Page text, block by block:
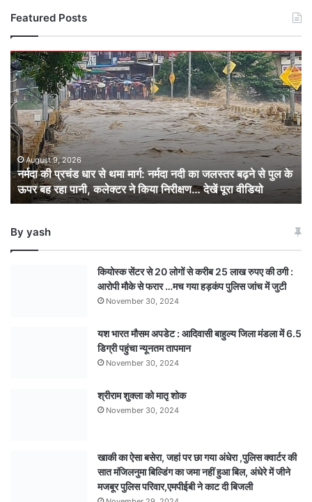
Featured Posts
नर्मदा
की
प्रचंड
धार
से
थमा
मार्ग:
नर्मदा
नदी
का
जलस्तर
से
पुल
August 9, 2026
नर्मदा की प्रचंड धार से थमा मार्ग: नर्मदा नदी का जलस्तर बढ़ने से पुल के
ऊपर बह रहा पानी, कलेक्टर ने किया निरीक्षण… देखें पूरा वीडियो
By yash
कियोस्क सेंटर से 20 लोगों से करीब 25 लाख रुपए की ठगी :
आरोपी मौके से फरार …मच गया हड़कंप पुलिस जांच में जुटी
November 30, 2024
यश भारत मौसम अपडेट : आदिवासी बाहुल्य जिला मंडला में 6.5
डिग्री पहुंचा न्यूनतम तापमान
November 30, 2024
श्रीराम शुक्ला को मातृ शोक
November 30, 2024
खाकी का ऐसा बसेरा, जहां पर छा गया अंधेरा ,पुलिस क्वार्टर की
सात मंजिलनुमा बिल्डिंग का जमा नहीं हुआ बिल, अंधेरे में जीने
मजबूर पुलिस परिवार,एमपीईबी ने काट दी बिजली